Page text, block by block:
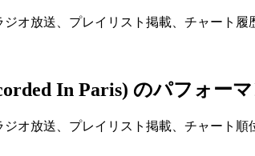
オ放送、プレイリスト掲載、チャート履
In Paris) のパフォー
ジオ放送、プレイリスト掲載、チャート